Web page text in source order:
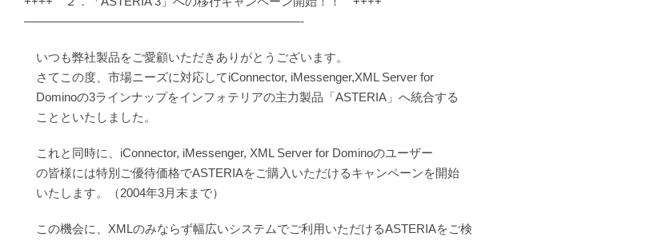
———————————————————————-
いつも弊社製品をご愛顧いただきありがとうございます。
さてこの度、市場ニーズに対応してiConnector, iMessenger,XML Server for
Dominoの3ラインナップをインフォテリアの主力製品「ASTERIA」へ統合する
ことといたしました。
これと同時に、iConnector, iMessenger, XML Server for Dominoのユーザー
の皆様には特別ご優待価格でASTERIAをご購入いただけるキャンペーンを開始
いたします。（2004年3月末まで）
この機会に、XMLのみならず幅広いシステムでご利用いただけるASTERIAをご検